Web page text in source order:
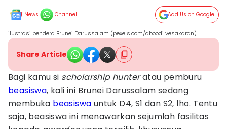
News Channel Add Us on Google
ilustrasi bendera Brunei Darussalam (pexels.com/aboodi vesakaran)
Share Article
Bagi kamu si scholarship hunteratau pemburu
beasiswa, kali ini Brunei Darussalam sedang
membuka beasiswa untuk D4, S1 dan S2, lho. Tentu
saja, beasiswa ini menawarkan sejumlah fasilitas